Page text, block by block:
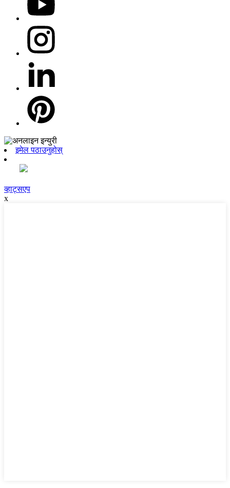
इमेल पठाउनुहोस्
व्हाट्सएप
x